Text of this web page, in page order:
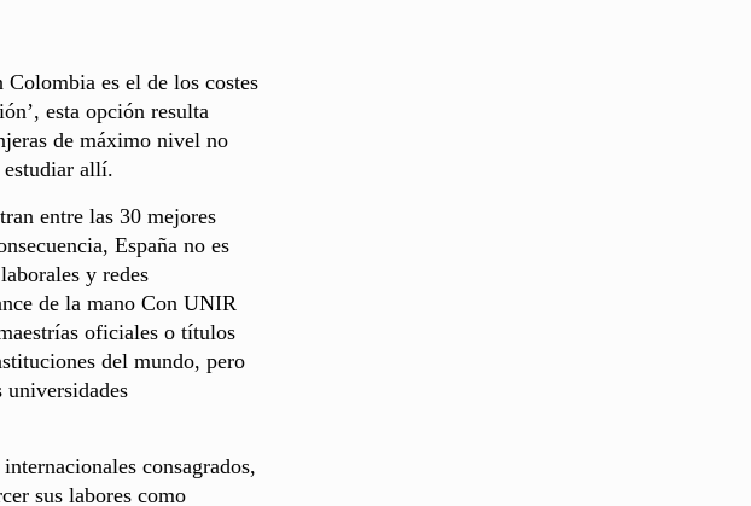
es el de los costes
esta opción resulta
de máximo nivel no
estudiar allí.
entre las 30 mejores
España no es
y redes
de la mano Con UNIR
oficiales o títulos
del mundo, pero
consagrados,
sus labores como